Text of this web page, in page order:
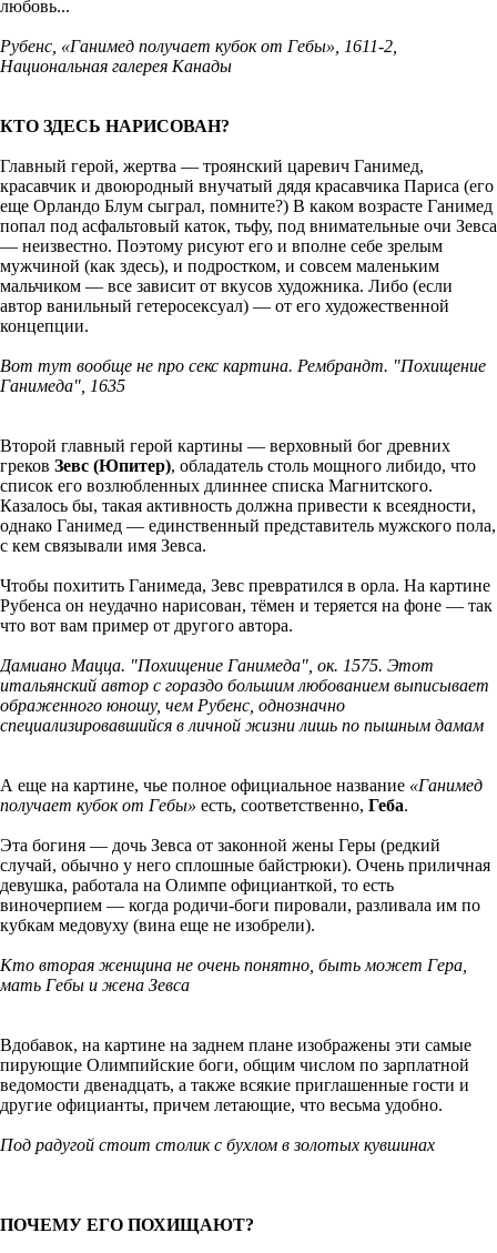
любовь...
Рубенс, «Ганимед получает кубок от Гебы», 1611-2,
Национальная галерея Канады
КТО ЗДЕСЬ НАРИСОВАН?
Главный герой, жертва — троянский царевич Ганимед,
красавчик и двоюродный внучатый дядя красавчика Париса (его
еще Орландо Блум сыграл, помните?) В каком возрасте Ганимед
попал под асфальтовый каток, тьфу, под внимательные очи Зевса
— неизвестно. Поэтому рисуют его и вполне себе зрелым
мужчиной (как здесь), и подростком, и совсем маленьким
мальчиком — все зависит от вкусов художника. Либо (если
автор ванильный гетеросексуал) — от его художественной
концепции.
Вот тут вообще не про секс картина. Рембрандт. "Похищение
Ганимеда", 1635
Второй главный герой картины — верховный бог древних
греков Зевс (Юпитер), обладатель столь мощного либидо, что
список его возлюбленных длиннее списка Магнитского.
Казалось бы, такая активность должна привести к всеядности,
однако Ганимед — единственный представитель мужского пола,
с кем связывали имя Зевса.
Чтобы похитить Ганимеда, Зевс превратился в орла. На картине
Рубенса он неудачно нарисован, тёмен и теряется на фоне — так
что вот вам пример от другого автора.
Дамиано Мацца. "Похищение Ганимеда", ок. 1575. Этот
итальянский автор с гораздо большим любованием выписывает
ображенного юношу, чем Рубенс, однозначно
специализировавшийся в личной жизни лишь по пышным дамам
А еще на картине, чье полное официальное название «Ганимед
получает кубок от Гебы» есть, соответственно, Геба.
Эта богиня — дочь Зевса от законной жены Геры (редкий
случай, обычно у него сплошные байстрюки). Очень приличная
девушка, работала на Олимпе официанткой, то есть
виночерпием — когда родичи-боги пировали, разливала им по
кубкам медовуху (вина еще не изобрели).
Кто вторая женщина не очень понятно, быть может Гера,
мать Гебы и жена Зевса
Вдобавок, на картине на заднем плане изображены эти самые
пирующие Олимпийские боги, общим числом по зарплатной
ведомости двенадцать, а также всякие приглашенные гости и
другие официанты, причем летающие, что весьма удобно.
Под радугой стоит столик с бухлом в золотых кувшинах
ПОЧЕМУ ЕГО ПОХИЩАЮТ?